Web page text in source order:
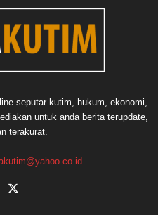
seputar kutim, hukum, ekonomi,
untuk anda berita terupdate,
terakurat.